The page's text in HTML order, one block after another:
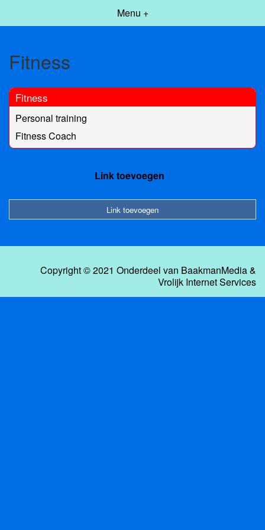
Menu +
Fitness
Fitness
Personal training
Fitness Coach
Link toevoegen
Link toevoegen
Copyright © 2021 Onderdeel van BaakmanMedia&
Vrolijk Internet Services